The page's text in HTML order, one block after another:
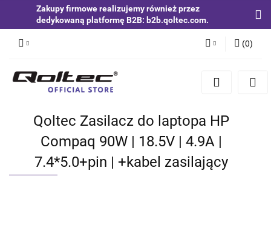
Zakupy firmowe realizujemy również przez
dedykowaną platformę B2B: b2b.qoltec.com.
Zaloguj się
Zgody cookies
(0)
Qoltec Zasilacz do laptopa HP
Compaq 90W | 18.5V | 4.9A |
7.4*5.0+pin | +kabel zasilający